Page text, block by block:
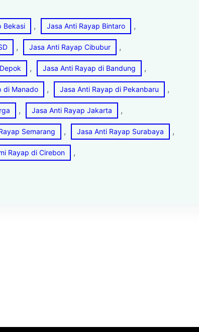
Bekasi , Jasa Anti Rayap Bintaro ,
, Jasa Anti Rayap Cibubur ,
, Jasa Anti Rayap di Bandung ,
di Manado , Jasa Anti Rayap di Pekanbaru ,
, Jasa Anti Rayap Jakarta ,
Semarang , Jasa Anti Rayap Surabaya ,
Rayap di Cirebon ,